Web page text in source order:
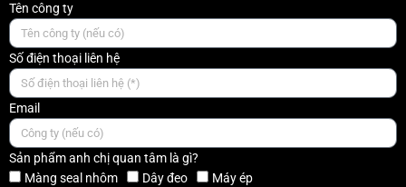
Tên công ty
Số điện thoại liên hệ
Email
Sản phẩm anh chị quan tâm là gì?
Màng seal nhôm
Dây đeo Máy ép